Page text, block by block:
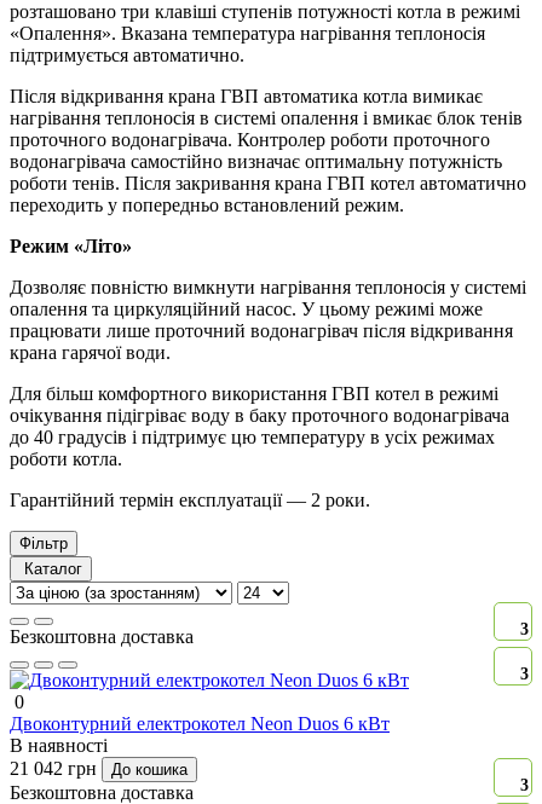
розташовано три клавіші ступенів потужності котла в режимі
«Опалення». Вказана температура нагрівання теплоносія
підтримується автоматично.
Після відкривання крана ГВП автоматика котла вимикає
нагрівання теплоносія в системі опалення і вмикає блок тенів
проточного водонагрівача. Контролер роботи проточного
водонагрівача самостійно визначає оптимальну потужність
роботи тенів. Після закривання крана ГВП котел автоматично
переходить у попередньо встановлений режим.
Режим «Літо»
Дозволяє повністю вимкнути нагрівання теплоносія у системі
опалення та циркуляційний насос. У цьому режимі може
працювати лише проточний водонагрівач після відкривання
крана гарячої води.
Для більш комфортного використання ГВП котел в режимі
очікування підігріває воду в баку проточного водонагрівача
до 40 градусів і підтримує цю температуру в усіх режимах
роботи котла.
Гарантійний термін експлуатації — 2 роки.
Фільтр
Каталог
Безкоштовна доставка 3
3
0
Двоконтурний електрокотел Neon Duos 6 кВт
В наявності
21 042 грн
До кошика
Безкоштовна доставка 3